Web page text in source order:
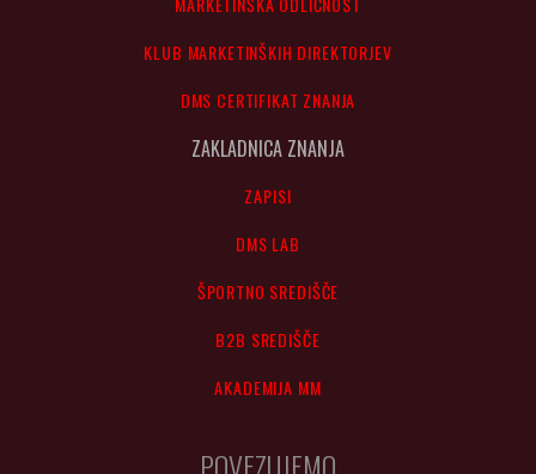
KLUB MARKETINŠKIH DIREKTORJEV
DMS CERTIFIKAT ZNANJA
ZAKLADNICA ZNANJA
ZAPISI
DMS LAB
ŠPORTNO SREDIŠČE
B2B SREDIŠČE
AKADEMIJA MM